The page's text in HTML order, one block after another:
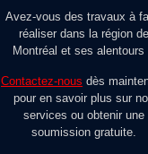
Avez-vous des travaux à
réaliser dans la région de
Montréal et ses alentours
Contactez-nous dès
pour en savoir plus sur
services ou obtenir une
soumission gratuite.